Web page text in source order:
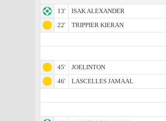
13'
ISAK ALEXANDER
22'
TRIPPIER KIERAN
45'
JOELINTON
46'
LASCELLES JAMAAL